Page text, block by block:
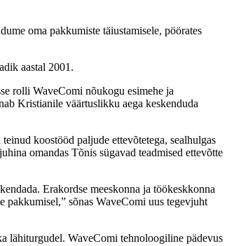
oma pakkumiste täiustamisele, pöörates
aastal 2001.
rolli WaveComi nõukogu esimehe ja
Kristianile väärtuslikku aega keskenduda
koostööd paljude ettevõtetega, sealhulgas
omandas Tõnis sügavad teadmised ettevõtte
Erakordse meeskonna ja töökeskkonna
pakkumisel,” sõnas WaveComi uus tegevjuht
lähiturgudel. WaveComi tehnoloogiline pädevus